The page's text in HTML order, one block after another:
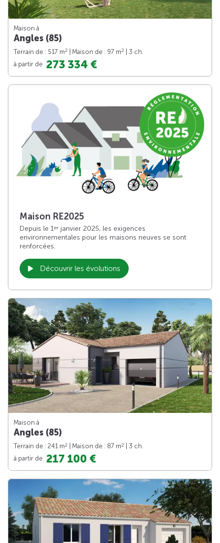
Maison à
Angles (85)
Terrain de : 517 m2 | Maison de : 97 m2
| 3 ch.
à partir de 273 334 €
Maison RE2025
Depuis le 1er janvier 2025, les exigences
environnementales pour les maisons neuves se sont
renforcées.
Découvrir les évolutions
Maison à
Angles (85)
Terrain de : 241 m2 | Maison de : 87 m2
| 3 ch.
à partir de 217 100 €